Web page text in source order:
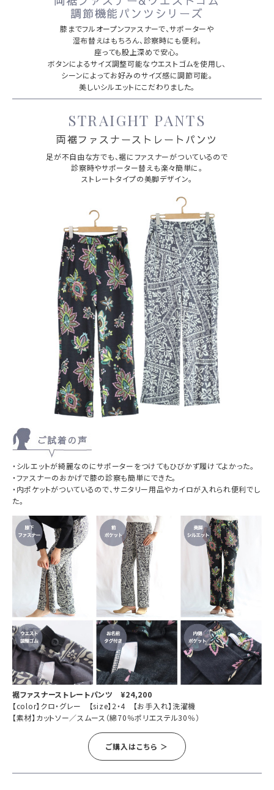
調節機能パンツシリーズ
膝までフルオープンファスナーで、サポーターや
湿布替えはもちろん、診察時にも便利。
座っても股上深めで安心。
ボタンによるサイズ調整可能なウエストゴムを使用し、
シーンによってお好みのサイズ感に調節可能。
美しいシルエットにこだわりました。
STRAIGHT PANTS
両裾ファスナーストレートパンツ
足が不自由な方でも、裾にファスナーがついているので
診察時やサポーター替えも楽々簡単に。
ストレートタイプの美脚デザイン。
・シルエットが綺麗なのにサポーターをつけてもひびかず履けてよかった。
・ファスナーのおかげで膝の診察も簡単にできた。
・内ポケットがついているので、サニタリー用品やカイロが入れられ便利でし
た。
裾ファスナーストレートパンツ ¥24,200
【color】クロ・グレー 【size】2・4 【お手入れ】洗濯機
【素材】カットソー／スムース（綿70％ポリエステル30％）
ご購入はこちら ＞